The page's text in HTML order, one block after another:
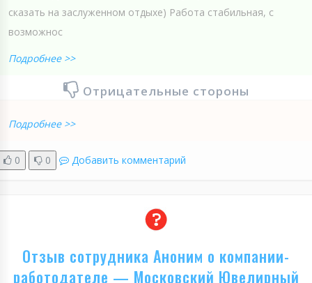
сказать на заслуженном отдыхе) Работа стабильная, с
возможнос
Подробнее >>
Отрицательные стороны
Подробнее >>
0 0 Добавить комментарий
Отзыв сотрудника Аноним о компании-
работодателе — Московский Ювелирный